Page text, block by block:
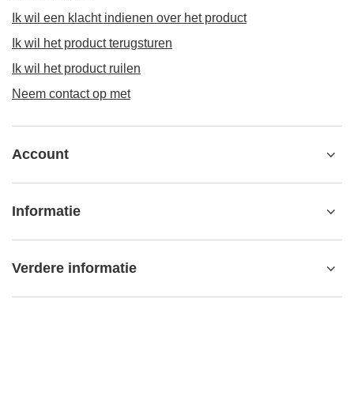
Ik wil een klacht indienen over het product
Ik wil het product terugsturen
Ik wil het product ruilen
Neem contact op met
Account
Informatie
Verdere informatie